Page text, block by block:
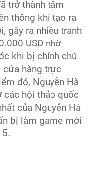
trở thành tâm
thông khi tạo ra
gây ra nhiều tranh
USD nhờ
khi bị chính chủ
cửa hàng trực
đó, Nguyễn Hà
các hội thảo quốc
của Nguyễn Hà
bị làm game mới
5.